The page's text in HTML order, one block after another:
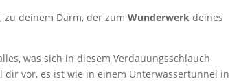
zu deinem Darm, der zumWunderwerk deines
was sich in diesem Verdauungsschlauch
vor, es ist wie in einem Unterwassertunnel in